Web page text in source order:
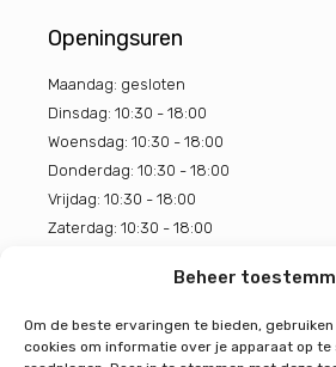
Beheer
Om de beste ervaringen te bieden,
cookies om informatie over je apparaat op
Openingsuren
Maandag: gesloten
Dinsdag: 10:30 - 18:00
Woensdag: 10:30 - 18:00
Donderdag: 10:30 - 18:00
Vrijdag: 10:30 - 18:00
Zaterdag: 10:30 - 18:00
BOON